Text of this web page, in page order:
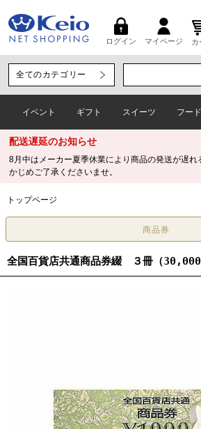
ログイン マイページ カ
イベント ギフト スイーツ フード
配送遅延のお知らせ
8月中はメーカー夏季休業により商品の発送が遅れ
かじめご了承くださいませ。
トップページ
全国百貨店共通商品券綴 ３冊（30,000